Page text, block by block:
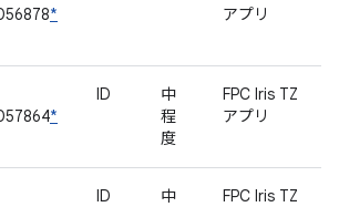
*
アプリ
*
ID
中
程
度
FPC Iris TZ
アプリ
ID
中
FPC Iris TZ